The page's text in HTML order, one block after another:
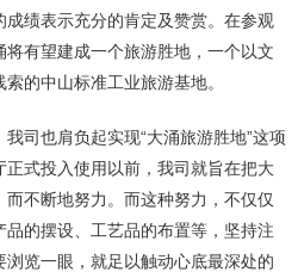
绩表示充分的肯定及赞赏。在参观
有望建成一个旅游胜地，一个以文
的中山标准工业旅游基地。
也肩负起实现“大涌旅游胜地”这项
式投入使用以前，我司就旨在把大
不断地努力。而这种努力，不仅仅
的摆设、工艺品的布置等，坚持注
览一眼，就足以触动心底最深处的